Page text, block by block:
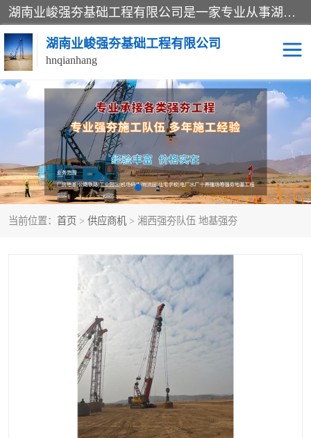
湖南业峻强夯基础工程有限公司是一家专业从事湖南强夯基础工程、强夯机租赁，地基处理的施工单位。业务覆盖：湖南、广东，江西等地。可承接1000KN.m-25000KN.m强夯（置换）工程。公司创始人是国内较早期从事强夯施工的建设者，经过多年的一步一个脚印的发展，在行业内具有较高的度和良好的口碑。
湖南业峻强夯基础工程有限公司
hnqianhang
当前位置： 首页 > 供应商机 > 湘西强夯队伍 地基强夯
强夯施工案例 强夯机租赁
强夯施工工程 强夯施工队伍
强夯队伍